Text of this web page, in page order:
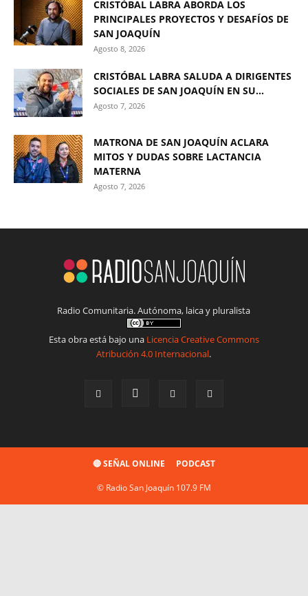
CRISTÓBAL LABRA ABORDA LOS
PRINCIPALES PROYECTOS Y DESAFÍOS DE
SAN JOAQUÍN
Agosto 8, 2026
CRISTÓBAL LABRA SALUDA A DIRIGENTES
SOCIALES DE SAN JOAQUÍN EN SU...
Agosto 7, 2026
MATRONA DE SAN JOAQUÍN ACLARA
MITOS Y DUDAS SOBRE LACTANCIA
MATERNA
Agosto 7, 2026
Radio Comunitaria. Autónoma, laica y pluralista
Esta obra está bajo una Licencia Creative Commons
Atribución 4.0 Internacional.
🔴 SEÑAL ONLINE PODCAST
© Radio San Joaquín 107.9 FM